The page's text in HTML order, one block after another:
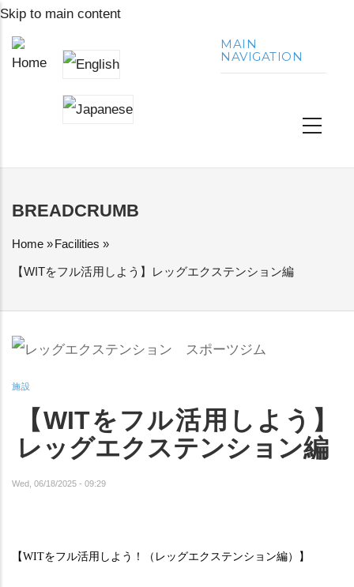
Skip to main content
MAIN
NAVIGATION
BREADCRUMB
Home »Facilities »
【WITをフル活用しよう】レッグエクステンション編
施設
【WITをフル活用しよう】
レッグエクステンション編
Wed, 06/18/2025 - 09:29
【WITをフル活用しよう！（レッグエクステンション編）】